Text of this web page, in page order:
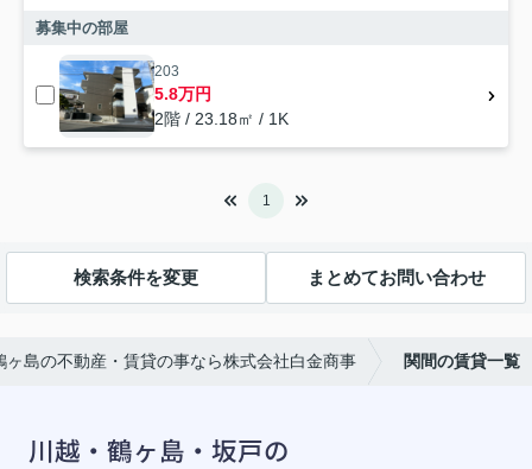
募集中の部屋
203
5.8万円
2階 / 23.18㎡ / 1K
1
検索条件を変更 まとめてお問い合わせ
ヶ島の不動産・賃貸の事なら株式会社白金商事 関間の賃貸一覧
川越・鶴ヶ島・坂戸の